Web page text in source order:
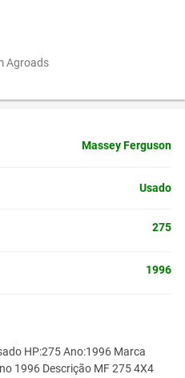
Agroads
Massey Ferguson
Usado
275
1996
HP:275 Ano:1996 Marca
1996 Descrição MF 275 4X4